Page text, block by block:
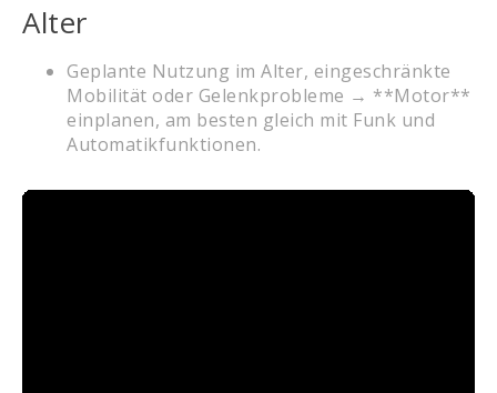
Alter
Geplante Nutzung im Alter, eingeschränkte
Mobilität oder Gelenkprobleme → **Motor**
einplanen, am besten gleich mit Funk und
Automatikfunktionen.